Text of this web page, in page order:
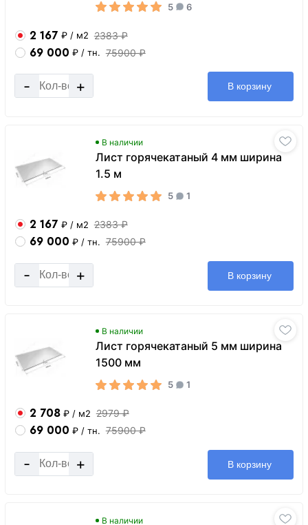
5 6
2 167 ₽ / м2 2383 ₽
69 000 ₽ / тн. 75900 ₽
- + В корзину
В наличии
Лист горячекатаный 4 мм ширина
1.5 м
5 1
2 167 ₽ / м2 2383 ₽
69 000 ₽ / тн. 75900 ₽
- + В корзину
В наличии
Лист горячекатаный 5 мм ширина
1500 мм
5 1
2 708 ₽ / м2 2979 ₽
69 000 ₽ / тн. 75900 ₽
- + В корзину
В наличии